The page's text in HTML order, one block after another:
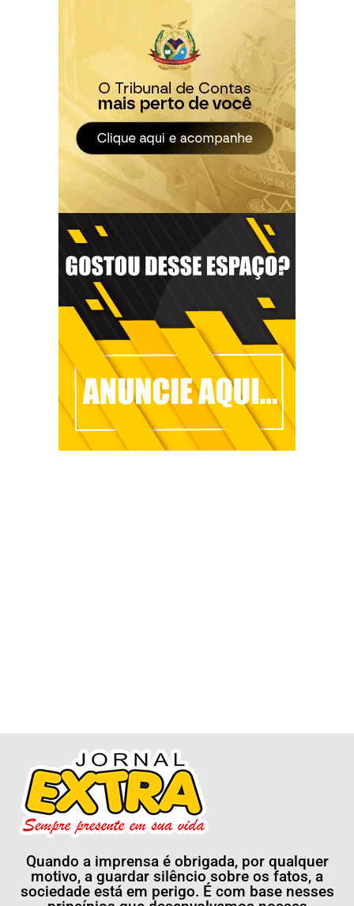
Quando a imprensa é obrigada, por qualquer
motivo, a guardar silêncio sobre os fatos, a
sociedade está em perigo. É com base nesses